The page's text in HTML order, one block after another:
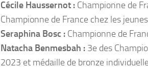
Cécile Haussernot : Championne de
Championne de France chez les
Seraphina Bosc : Championne de
Natacha Benmesbah : 3e des
2023 et médaille de bronze